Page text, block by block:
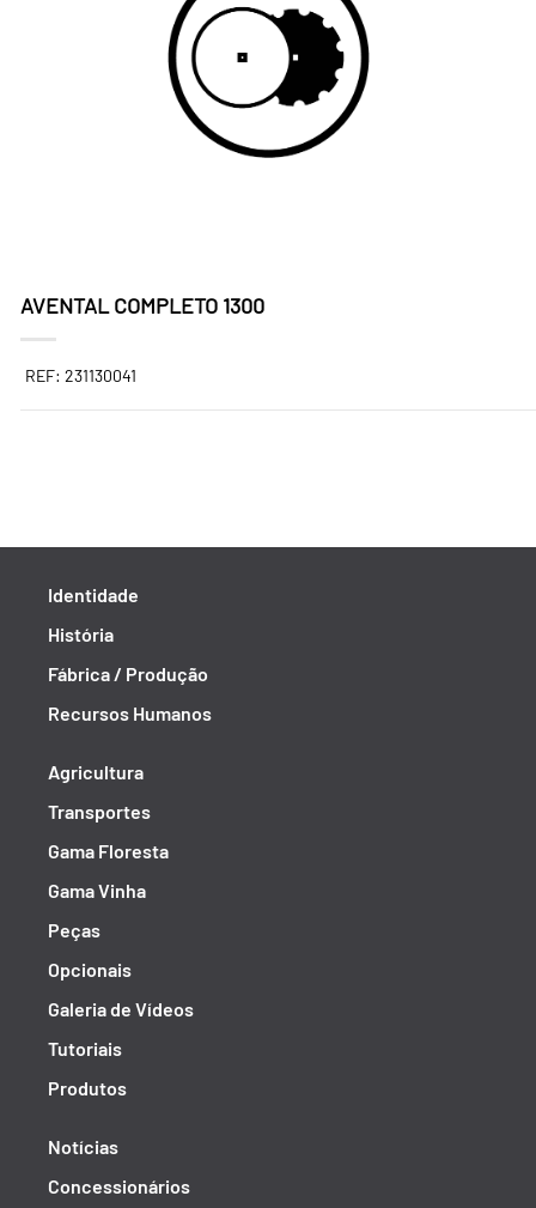
AVENTAL COMPLETO 1300
REF: 231130041
Identidade
História
Fábrica / Produção
Recursos Humanos
Agricultura
Transportes
Gama Floresta
Gama Vinha
Peças
Opcionais
Galeria de Vídeos
Tutoriais
Produtos
Notícias
Concessionários